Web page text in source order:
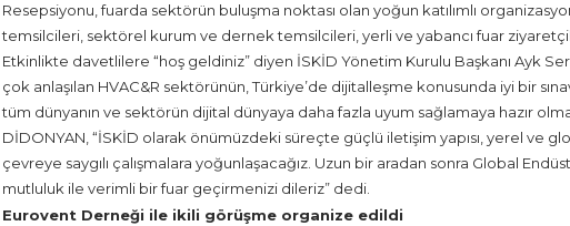
Resepsiyonu, fuarda sektörün buluşma noktası olan yoğun katılımlı
temsilcileri, sektörel kurum ve dernek temsilcileri, yerli ve yabancı fuar
Etkinlikte davetlilere “hoş geldiniz” diyen İSKİD Yönetim Kurulu Başkanı Ayk
çok anlaşılan HVAC&R sektörünün, Türkiye’de dijitalleşme konusunda iyi bir
tüm dünyanın ve sektörün dijital dünyaya daha fazla uyum sağlamaya hazır
DİDONYAN, “İSKİD olarak önümüzdeki süreçte güçlü iletişim yapısı, yerel ve
çevreye saygılı çalışmalara yoğunlaşacağız. Uzun bir aradan sonra Global
mutluluk ile verimli bir fuar geçirmenizi dileriz” dedi.
Eurovent Derneği ile ikili görüşme organize edildi